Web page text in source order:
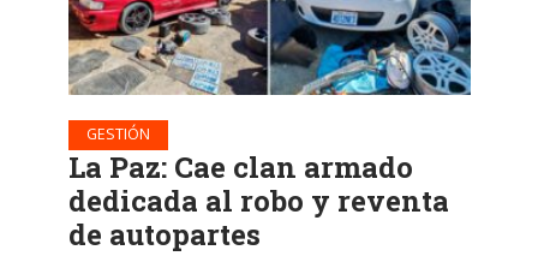
GESTIÓN
La Paz: Cae clan armado
dedicada al robo y reventa
de autopartes